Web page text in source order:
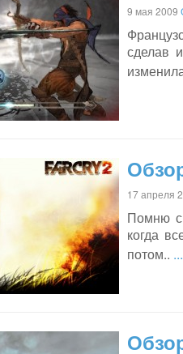
9 мая 2009
сделав
17 апреля
Помню
когда
потом..